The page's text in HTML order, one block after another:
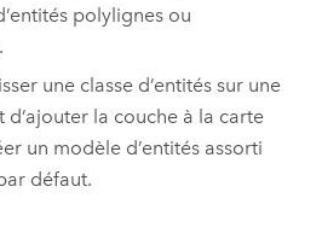
polylignes ou
une classe d’entités sur une
la couche à la carte
un modèle d’entités assorti
défaut.